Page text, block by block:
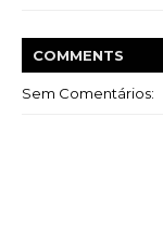
COMMENTS
Sem Comentários: